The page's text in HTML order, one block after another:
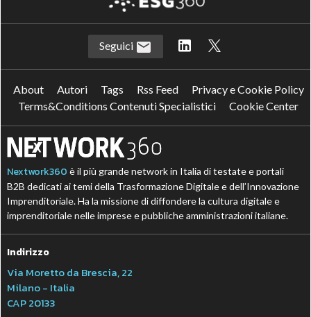
Seguici
About Autori Tags Rss Feed
Privacy e Cookie Policy
Terms&Conditions Contenuti Specialistici
Cookie Center
Nextwork360 è il più grande network in Italia di testate e portali
B2B dedicati ai temi della Trasformazione Digitale e dell’Innovazione
Imprenditoriale. Ha la missione di diffondere la cultura digitale e
imprenditoriale nelle imprese e pubbliche amministrazioni italiane.
Indirizzo
Via Moretto da Brescia, 22
Milano - Italia
CAP 20133